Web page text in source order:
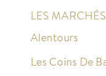
LES
Alentours
Les Coins De